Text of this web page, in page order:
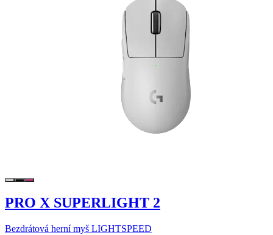
PRO X SUPERLIGHT 2
Bezdrátová herní myš LIGHTSPEED